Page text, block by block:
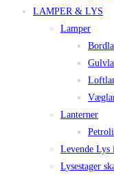
LAMPER & LYS
Lamper
Lanterner
Levende Lys
Lysestager